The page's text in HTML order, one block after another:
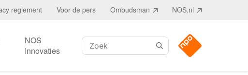
reglement Voor de pers Ombudsman NOS.nl
NOS
Innovaties
Zoeken: